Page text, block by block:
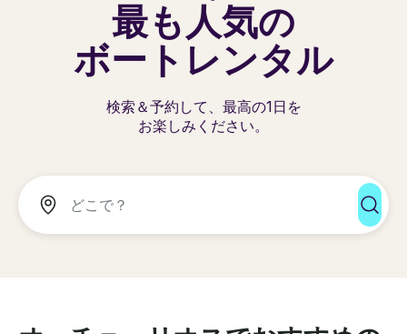
最も人気の
ボートレンタル
検索＆予約して、最高の1日を
お楽しみください。